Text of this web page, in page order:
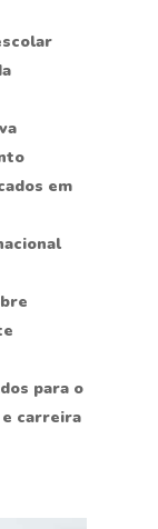
em
para o
carreira